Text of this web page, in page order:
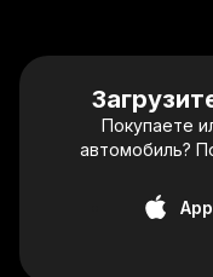
Покупаете
автомобиль?